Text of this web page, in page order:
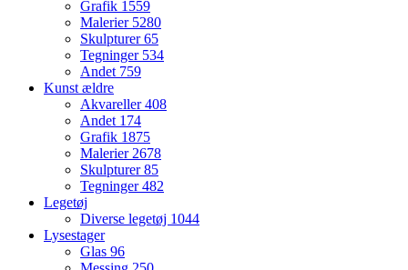
Grafik 1559
Malerier 5280
Skulpturer65
Tegninger 534
Andet 759
Kunst ældre
Akvareller408
Andet 174
Grafik 1875
Malerier 2678
Skulpturer85
Tegninger482
Legetøj
Diverse legetøj 1044
Lysestager
Glas 96